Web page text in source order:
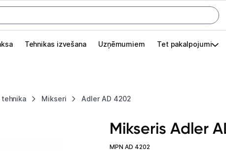
Tehnikas izvešana Uzņēmumiem Tet pakalpojumi
Mikseri Adler AD 4202
Pieslēgties
Mikseris Adler
MPN AD 4202